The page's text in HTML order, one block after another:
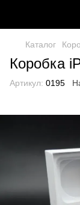
Каталог
Коробка
Артикул: 0195